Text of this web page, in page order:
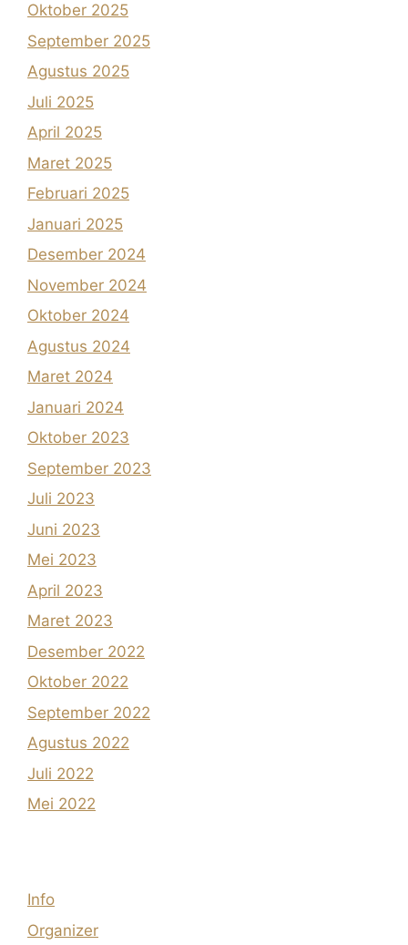
Oktober 2025
September 2025
Agustus 2025
Juli 2025
April 2025
Maret 2025
Februari 2025
Januari 2025
Desember 2024
November 2024
Oktober 2024
Agustus 2024
Maret 2024
Januari 2024
Oktober 2023
September 2023
Juli 2023
Juni 2023
Mei 2023
April 2023
Maret 2023
Desember 2022
Oktober 2022
September 2022
Agustus 2022
Juli 2022
Mei 2022
Info
Organizer